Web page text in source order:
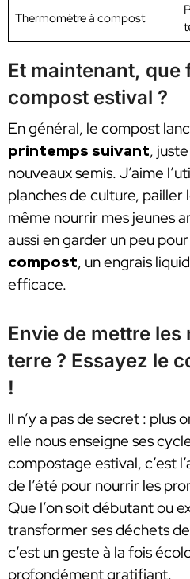
Thermomètre à compost
Et maintenant, que
compost estival ?
En général, le compost
printemps suivant,
nouveaux semis. J’aime
planches de culture, pailler
même nourrir mes jeunes
aussi en garder un peu
compost, un engrais
efficace.
Envie de mettre les
terre ? Essayez le
!
Il n’y a pas de secret : plus
elle nous enseigne ses
compostage estival, c’est
de l’été pour nourrir les
Que l’on soit débutant ou
transformer ses déchets
c’est un geste à la fois
profondément gratifiant.